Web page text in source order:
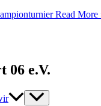
Read More
06 e.V.